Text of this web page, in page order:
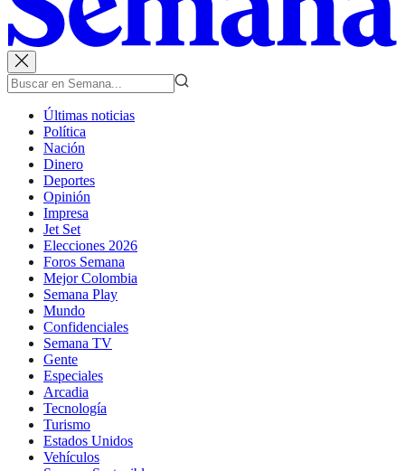
Últimas noticias
Política
Nación
Dinero
Deportes
Opinión
Impresa
Jet Set
Elecciones 2026
Foros Semana
Mejor Colombia
Semana Play
Mundo
Confidenciales
Semana TV
Gente
Especiales
Arcadia
Tecnología
Turismo
Estados Unidos
Vehículos